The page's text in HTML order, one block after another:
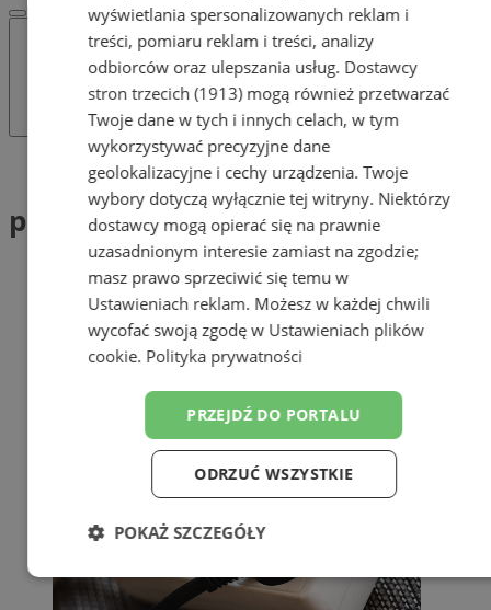
Tag: przerwa w dostawie energii
przerwa w dostawie energii (1)
wyświetlania spersonalizowanych reklam i
treści, pomiaru reklam i treści, analizy
odbiorców oraz ulepszania usług. Dostawcy
stron trzecich (1913)mogą również przetwarzać
Twoje dane w tych i innych celach, w tym
wykorzystywać precyzyjne dane
geolokalizacyjne i cechy urządzenia. Twoje
wybory dotyczą wyłącznie tej witryny. Niektórzy
dostawcy mogą opierać się na prawnie
uzasadnionym interesie zamiast na zgodzie;
masz prawo sprzeciwić się temu w
Ustawieniach reklam. Możesz w każdej chwili
wycofać swoją zgodę w Ustawieniach plików
cookie. Polityka prywatności
PRZEJDŹ DO PORTALU
ODRZUĆ WSZYSTKIE
POKAŻ SZCZEGÓŁY
Niezbędne Wydajność Targetowanie